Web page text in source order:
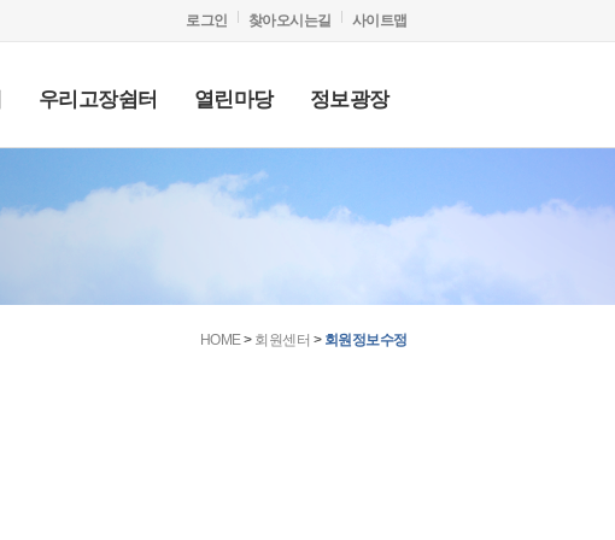
로그인 찾아오시는길 사이트맵
우리고장쉼터 열린마당 정보광장
HOME> 회원센터 > 회원정보수정